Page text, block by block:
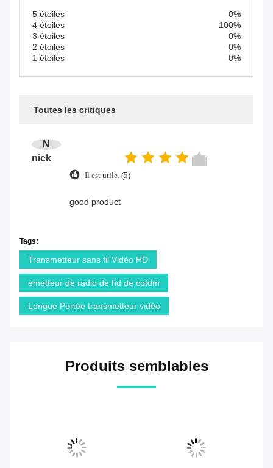
5 étoiles
0%
4 étoiles
100%
3 étoiles
0%
2 étoiles
0%
1 étoiles
0%
Toutes les critiques
N
nick
Il est utile. (5)
good product
Tags:
Transmetteur sans fil Vidéo HD
émetteur de radio de hd de cofdm
Longue Portée transmetteur vidéo
Produits semblables